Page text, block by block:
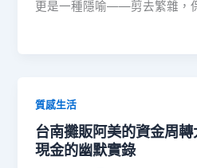
更是一種隱喻——剪去繁雜，
質感生活
台南攤販阿美的資金周
現金的幽默實錄